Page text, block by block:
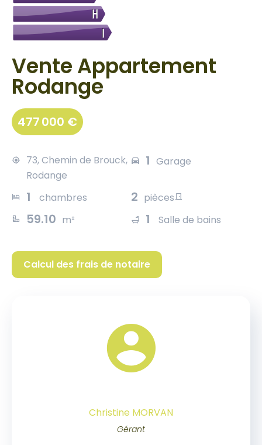
Vente Appartement
Rodange
477 000 €
73, Chemin de Brouck,
Rodange
1 Garage
1 chambres 2 pièces
59.10 m² 1 Salle de bains
Calcul des frais de notaire
Christine MORVAN
Gérant